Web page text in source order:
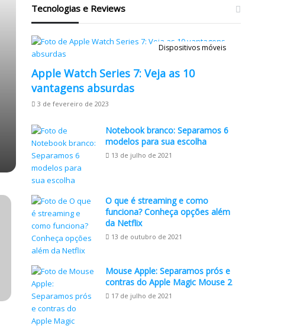
Tecnologias e Reviews
Dispositivos móveis
Apple Watch Series 7: Veja as 10
vantagens absurdas
3 de fevereiro de 2023
Notebook branco: Separamos 6
modelos para sua escolha
13 de julho de 2021
O que é streaming e como
funciona? Conheça opções além
da Netflix
13 de outubro de 2021
Mouse Apple: Separamos prós e
contras do Apple Magic Mouse 2
17 de julho de 2021